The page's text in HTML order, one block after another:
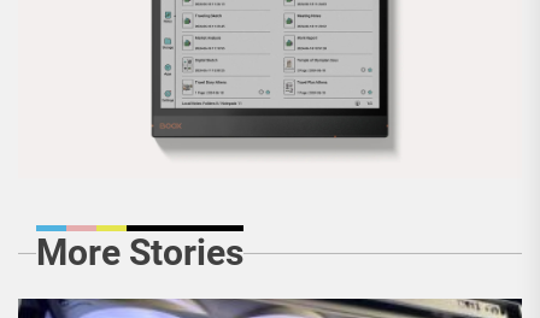
More Stories